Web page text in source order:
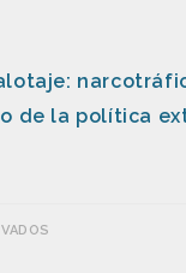
de la política